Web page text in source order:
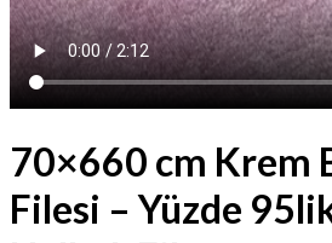
70×660 cm Krem
Filesi – Yüzde